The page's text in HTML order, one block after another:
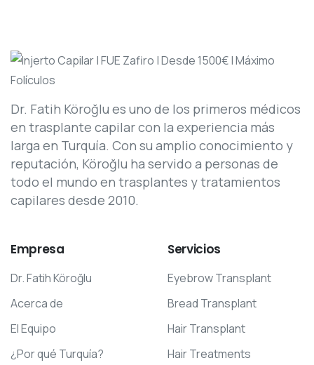
Dr. Fatih Köroğlu es uno de los primeros médicos
en trasplante capilar con la experiencia más
larga en Turquía. Con su amplio conocimiento y
reputación, Köroğlu ha servido a personas de
todo el mundo en trasplantes y tratamientos
capilares desde 2010.
Empresa
Dr. Fatih Köroğlu
Acerca de
El Equipo
¿Por qué Turquía?
Servicios
Eyebrow Transplant
Bread Transplant
Hair Transplant
Hair Treatments